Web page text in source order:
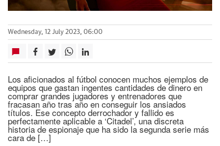
Wednesday, 12 July 2023, 06:00
Los aficionados al fútbol conocen muchos ejemplos de
equipos que gastan ingentes cantidades de dinero en
comprar grandes jugadores y entrenadores que
fracasan año tras año en conseguir los ansiados
títulos. Ese concepto derrochador y fallido es
perfectamente aplicable a ‘Citadel’, una discreta
historia de espionaje que ha sido la segunda serie más
cara de […]